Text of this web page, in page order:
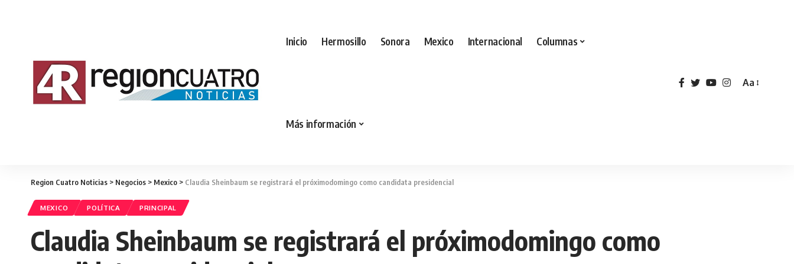
Inicio Hermosillo Sonora Mexico Internacional Columnas
Más información
Aa
Region Cuatro Noticias > Negocios > Mexico > Claudia Sheinbaum se registrará el próximodomingo como candidata presidencial
MEXICO POLÍTICA PRINCIPAL
Claudia Sheinbaum se registrará el próximodomingo como